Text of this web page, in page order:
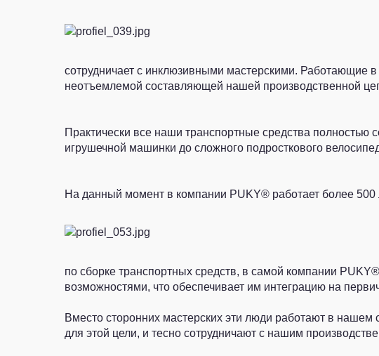
сотрудничает с инклюзивными мастерскими.
неотъемлемой составляющей нашей производственной
Практически все наши транспортные средства
игрушечной машинки до сложного подросткового
На данный момент в компании PUKY® работает более
по сборке транспортных средств, в самой компании
возможностями, что обеспечивает им интеграцию на
Вместо сторонних мастерских эти люди работают в
для этой цели, и тесно сотрудничают с нашим